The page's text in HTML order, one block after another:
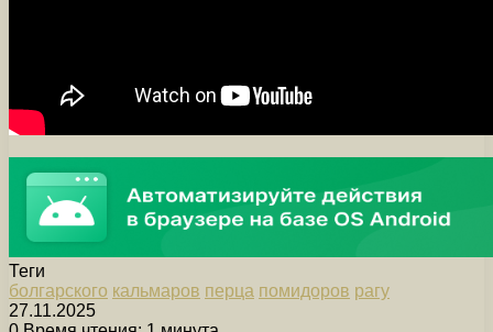
Теги
болгарского кальмаров перца помидоров рагу
27.11.2025